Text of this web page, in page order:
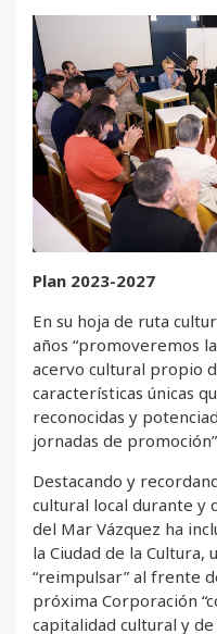
Plan 2023-2027
En su hoja de ruta
años “promoveremos
acervo cultural propio
características únicas
reconocidas y
jornadas de
Destacando y
cultural local durante y
del Mar Vázquez ha
la Ciudad de la
“reimpulsar” al frente
próxima Corporación
capitalidad cultural y